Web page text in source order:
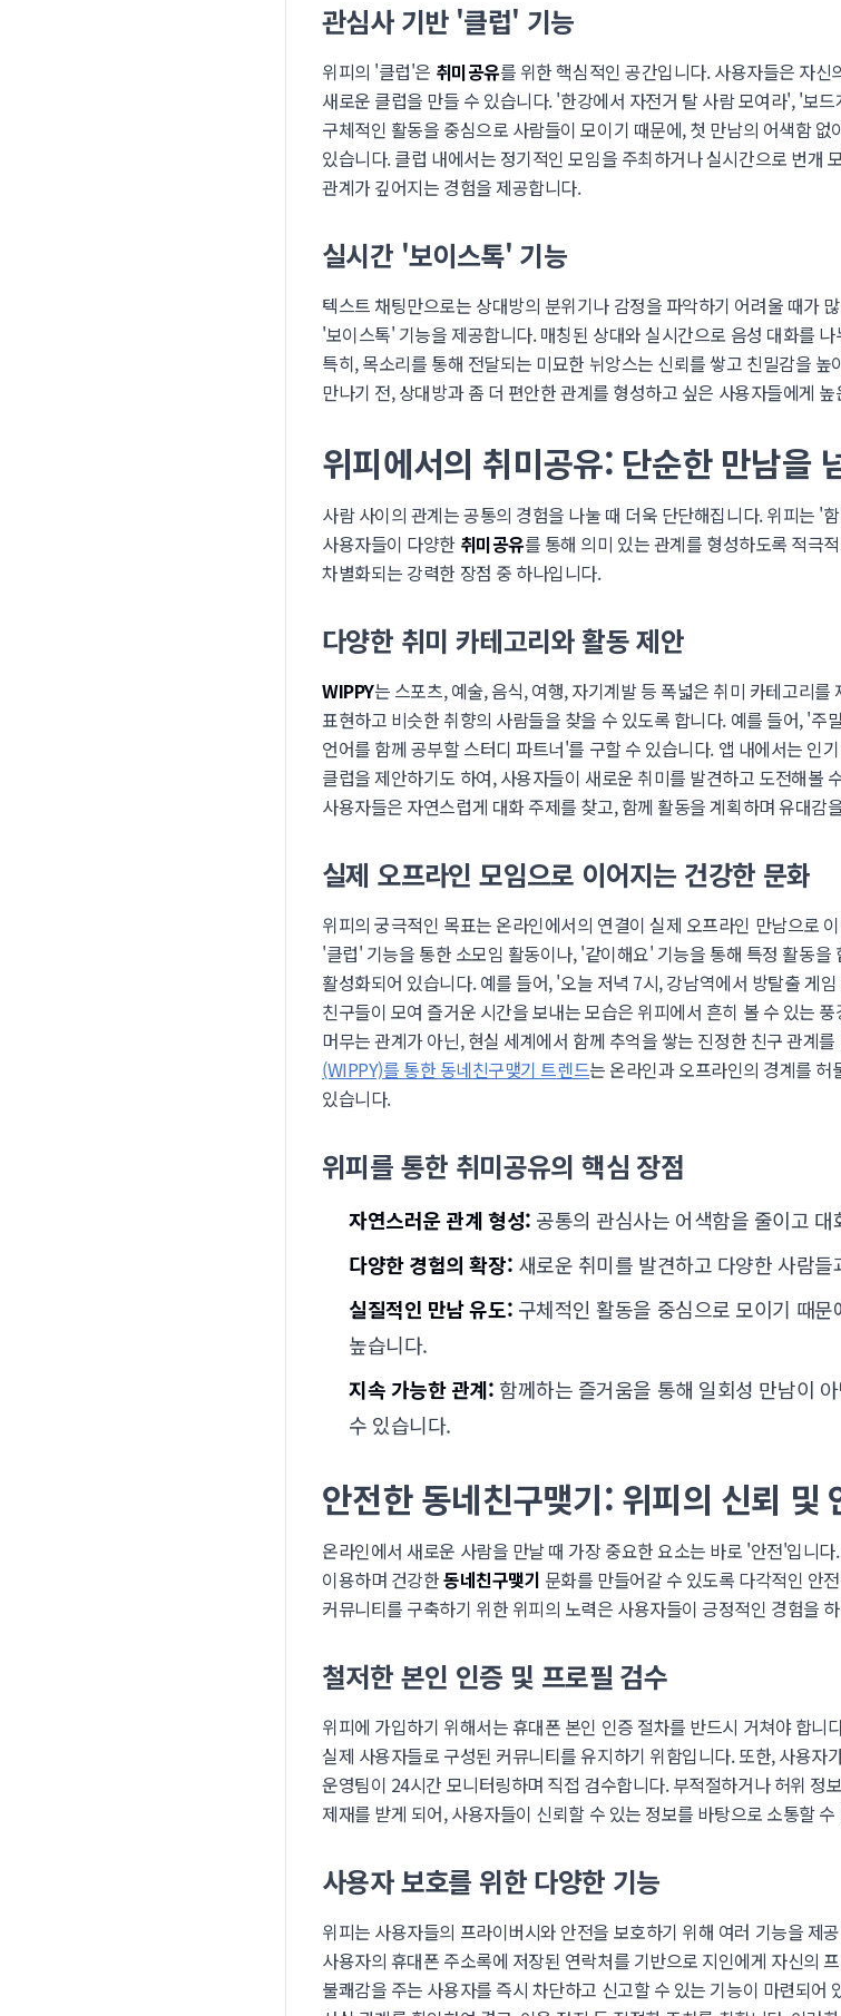
관심사 기반 '클럽' 기능
위피의 '클럽'은 취미공유를 위한 핵심적인 공간입니다. 사용자들은 자
새로운 클럽을 만들 수 있습니다. '한강에서 자전거 탈 사람 모여라', '보
구체적인 활동을 중심으로 사람들이 모이기 때문에, 첫 만남의 어색함
있습니다. 클럽 내에서는 정기적인 모임을 주최하거나 실시간으로 번개
관계가 깊어지는 경험을 제공합니다.
실시간 '보이스톡' 기능
텍스트 채팅만으로는 상대방의 분위기나 감정을 파악하기 어려울 때가
'보이스톡' 기능을 제공합니다. 매칭된 상대와 실시간으로 음성 대화를
특히, 목소리를 통해 전달되는 미묘한 뉘앙스는 신뢰를 쌓고 친밀감을
만나기 전, 상대방과 좀 더 편안한 관계를 형성하고 싶은 사용자들에게
위피에서의 취미공유: 단순한 만남을
사람 사이의 관계는 공통의 경험을 나눌 때 더욱 단단해집니다. 위피는 '
사용자들이 다양한 취미공유를 통해 의미 있는 관계를 형성하도록 적극
차별화되는 강력한 장점 중 하나입니다.
다양한 취미 카테고리와 활동 제안
WIPPY는 스포츠, 예술, 음식, 여행, 자기계발 등 폭넓은 취미 카테고리
표현하고 비슷한 취향의 사람들을 찾을 수 있도록 합니다. 예를 들어, '주
언어를 함께 공부할 스터디 파트너'를 구할 수 있습니다. 앱 내에서는 인
클럽을 제안하기도 하여, 사용자들이 새로운 취미를 발견하고 도전해볼
사용자들은 자연스럽게 대화 주제를 찾고, 함께 활동을 계획하며 유대감
실제 오프라인 모임으로 이어지는 건강한 문화
위피의 궁극적인 목표는 온라인에서의 연결이 실제 오프라인 만남으로
'클럽' 기능을 통한 소모임 활동이나, '같이해요' 기능을 통해 특정 활동
활성화되어 있습니다. 예를 들어, '오늘 저녁 7시, 강남역에서 방탈출 게
친구들이 모여 즐거운 시간을 보내는 모습은 위피에서 흔히 볼 수 있는
머무는 관계가 아닌, 현실 세계에서 함께 추억을 쌓는 진정한 친구 관계
(WIPPY)를 통한 동네친구맺기 트렌드는 온라인과 오프라인의 경계를
있습니다.
위피를 통한 취미공유의 핵심 장점
자연스러운 관계 형성: 공통의 관심사는 어색함을 줄이고
다양한 경험의 확장: 새로운 취미를 발견하고 다양한 사람
실질적인 만남 유도: 구체적인 활동을 중심으로 모이기 때
높습니다.
지속 가능한 관계: 함께하는 즐거움을 통해 일회성 만남이
수 있습니다.
안전한 동네친구맺기: 위피의 신뢰 및
온라인에서 새로운 사람을 만날 때 가장 중요한 요소는 바로 '안전'입니
이용하며 건강한동네친구맺기 문화를 만들어갈 수 있도록 다각적인 안
커뮤니티를 구축하기 위한 위피의 노력은 사용자들이 긍정적인 경험을
철저한 본인 인증 및 프로필 검수
위피에 가입하기 위해서는 휴대폰 본인 인증 절차를 반드시 거쳐야 합니
실제 사용자들로 구성된 커뮤니티를 유지하기 위함입니다. 또한, 사용자
운영팀이 24시간 모니터링하며 직접 검수합니다. 부적절하거나 허위 정
제재를 받게 되어, 사용자들이 신뢰할 수 있는 정보를 바탕으로 소통할
사용자 보호를 위한 다양한 기능
위피는 사용자들의 프라이버시와 안전을 보호하기 위해 여러 기능을 제
사용자의 휴대폰 주소록에 저장된 연락처를 기반으로 지인에게 자신의
불쾌감을 주는 사용자를 즉시 차단하고 신고할 수 있는 기능이 마련되어